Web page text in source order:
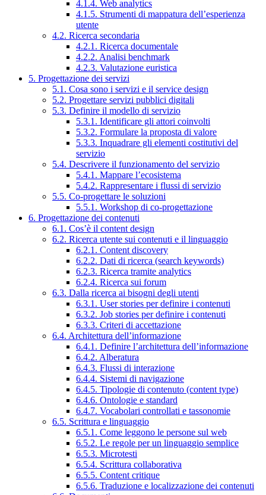
4.1.4. Web analytics
4.1.5. Strumenti di mappatura dell’esperienza
utente
4.2. Ricerca secondaria
4.2.1. Ricerca documentale
4.2.2. Analisi benchmark
4.2.3. Valutazione euristica
5. Progettazione dei servizi
5.1. Cosa sono i servizi e il service design
5.2. Progettare servizi pubblici digitali
5.3. Definire il modello di servizio
5.3.1. Identificare gli attori coinvolti
5.3.2. Formulare la proposta di valore
5.3.3. Inquadrare gli elementi costitutivi del
servizio
5.4. Descrivere il funzionamento del servizio
5.4.1. Mappare l’ecosistema
5.4.2. Rappresentare i flussi di servizio
5.5. Co-progettare le soluzioni
5.5.1. Workshop di co-progettazione
6. Progettazione dei contenuti
6.1. Cos’è il content design
6.2. Ricerca utente sui contenuti e il linguaggio
6.2.1. Content discovery
6.2.2. Dati di ricerca (search keywords)
6.2.3. Ricerca tramite analytics
6.2.4. Ricerca sui forum
6.3. Dalla ricerca ai bisogni degli utenti
6.3.1. User stories per definire i contenuti
6.3.2. Job stories per definire i contenuti
6.3.3. Criteri di accettazione
6.4. Architettura dell’informazione
6.4.1. Definire l’architettura dell’informazione
6.4.2. Alberatura
6.4.3. Flussi di interazione
6.4.4. Sistemi di navigazione
6.4.5. Tipologie di contenuto (content type)
6.4.6. Ontologie e standard
6.4.7. Vocabolari controllati e tassonomie
6.5. Scrittura e linguaggio
6.5.1. Come leggono le persone sul web
6.5.2. Le regole per un linguaggio semplice
6.5.3. Microtesti
6.5.4. Scrittura collaborativa
6.5.5. Content critique
6.5.6. Traduzione e localizzazione dei contenuti